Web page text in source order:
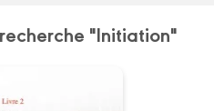
"Initiation"